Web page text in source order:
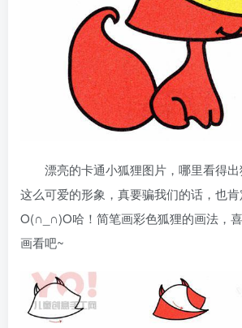
漂亮的卡通小狐狸图片，哪里看得出
这么可爱的形象，真要骗我们的话，也
O(∩_∩)O哈！简笔画彩色狐狸的画法，
画看吧~